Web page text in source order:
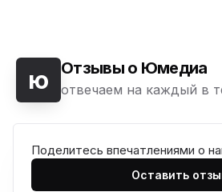
ю Отзывы о Юмедиа
отвечаем на каждый в
Поделитесь впечатлениями о
Оставить